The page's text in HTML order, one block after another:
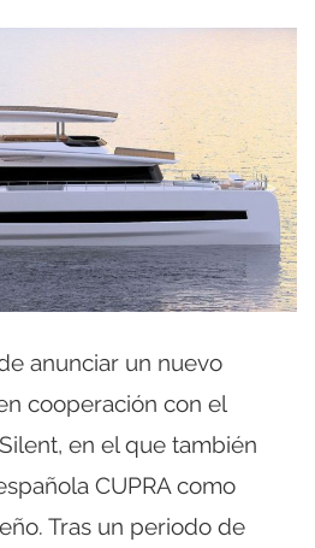
anunciar un nuevo
cooperación con el
en el que también
CUPRA como
Tras un periodo de